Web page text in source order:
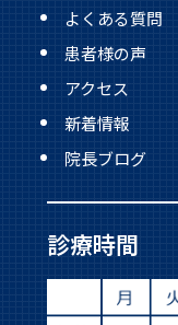
よくある質問
患者様の声
アクセス
新着情報
院長ブログ
診療時間